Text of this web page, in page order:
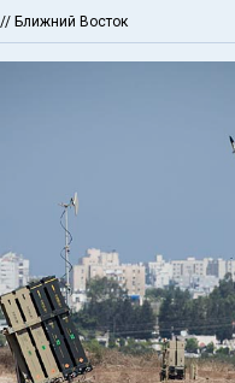
// Ближний Восток